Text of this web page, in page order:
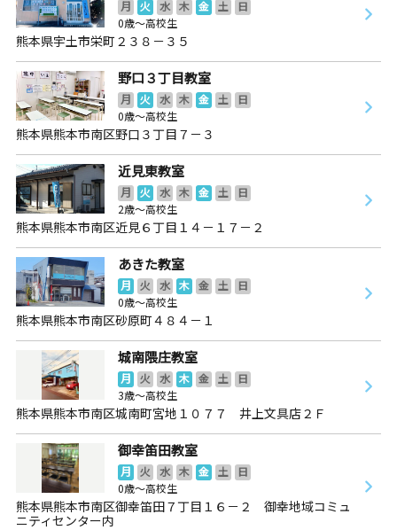
月 火 水 木 金 土
日
0歳～高校生
熊本県宇土市栄町２３８－３５
野口３丁目教室
月 火 水 木 金 土
日
0歳～高校生
熊本県熊本市南区野口３丁目７－３
近見東教室
月 火 水 木 金 土
日
2歳～高校生
熊本県熊本市南区近見６丁目１４－１７－２
あきた教室
月 火 水 木 金 土
日
0歳～高校生
熊本県熊本市南区砂原町４８４－１
城南隈庄教室
月 火 水 木 金 土
日
3歳～高校生
熊本県熊本市南区城南町宮地１０７７ 井上文具店２Ｆ
御幸笛田教室
月 火 水 木 金 土
日
0歳～高校生
熊本県熊本市南区御幸笛田７丁目１６－２ 御幸地域コミュ
ニティセンター内